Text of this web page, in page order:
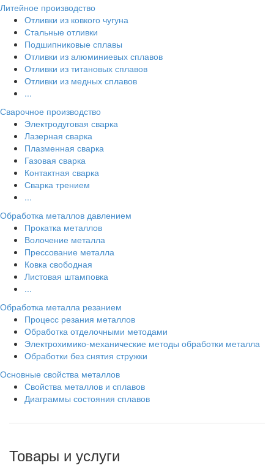
Литейное производство
Отливки из ковкого чугуна
Стальные отливки
Подшипниковые сплавы
Отливки из алюминиевых сплавов
Отливки из титановых сплавов
Отливки из медных сплавов
...
Сварочное производство
Электродуговая сварка
Лазерная сварка
Плазменная сварка
Газовая сварка
Контактная сварка
Сварка трением
...
Обработка металлов давлением
Прокатка металлов
Волочение металла
Прессование металла
Ковка свободная
Листовая штамповка
...
Обработка металла резанием
Процесс резания металлов
Обработка отделочными методами
Электрохимико-механические методы обработки металла
Обработки без снятия стружки
Основные свойства металлов
Свойства металлов и сплавов
Диаграммы состояния сплавов
Товары и услуги